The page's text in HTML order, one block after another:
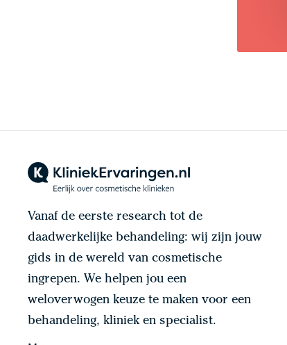
Vanaf de eerste research tot de
daadwerkelijke behandeling: wij zijn jouw
gids in de wereld van cosmetische
ingrepen. We helpen jou een
weloverwogen keuze te maken voor een
behandeling, kliniek en specialist.